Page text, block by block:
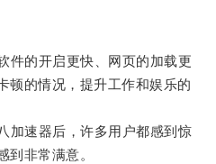
的开启更快、网页的加载更
顿的情况，提升工作和娱乐的
速器后，许多用户都感到惊
到非常满意。